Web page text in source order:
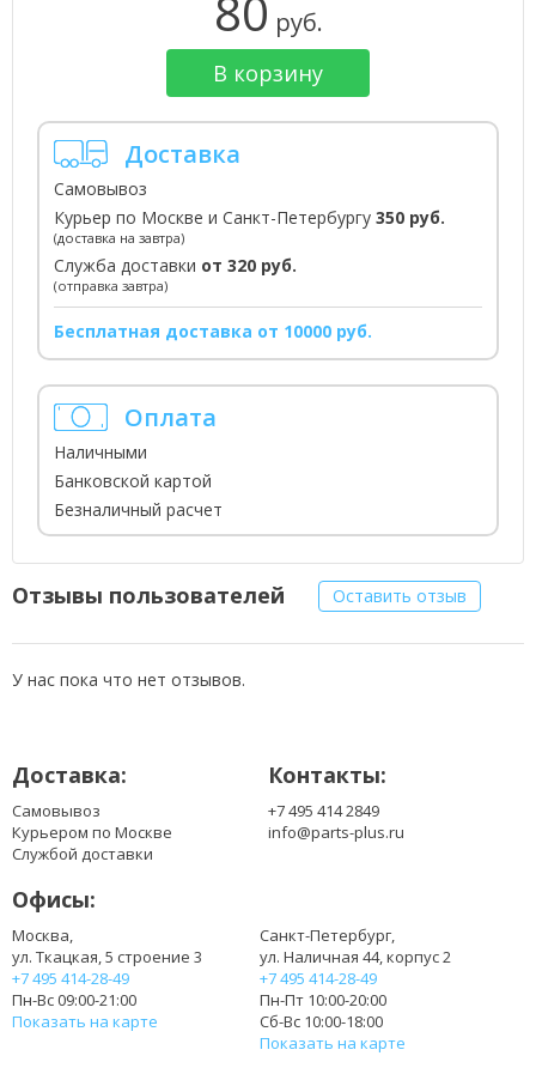
руб.
В корзину
Доставка
Самовывоз
Курьер по Москве и Санкт-Петербургу 350 руб.
(доставка на завтра)
Служба доставки от 320 руб.
(отправка завтра)
Бесплатная доставка от 10000 руб.
Оплата
Наличными
Банковской картой
Безналичный расчет
Отзывы пользователей Оставить отзыв
У нас пока что нет отзывов.
Доставка:
Самовывоз
Курьером по Москве
Службой доставки
Контакты:
+7 495 414 2849
info@parts-plus.ru
Офисы:
Москва,
ул. Ткацкая, 5 строение 3
+7 495 414-28-49
Пн-Вс 09:00-21:00
Показать на карте
Санкт-Петербург,
ул. Наличная 44, корпус 2
+7 495 414-28-49
Пн-Пт 10:00-20:00
Сб-Вс 10:00-18:00
Показать на карте